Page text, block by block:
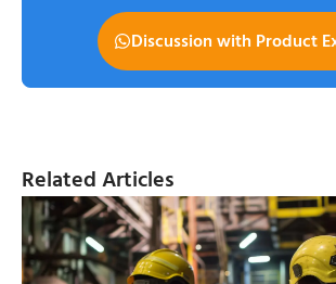
Discussion with Product
Related Articles